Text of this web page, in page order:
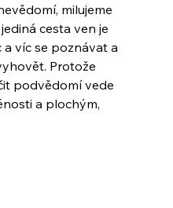
milujeme
cesta ven je
víc se poznávat a
Protože
podvědomí vede
a plochým,